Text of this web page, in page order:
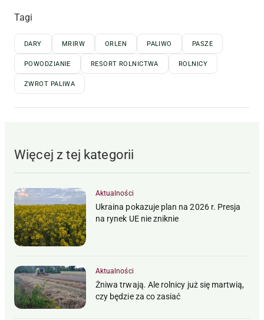
Tagi
DARY MRIRW ORLEN PALIWO PASZE
POWODZIANIE RESORT ROLNICTWA ROLNICY
ZWROT PALIWA
Więcej z tej kategorii
Aktualności
Ukraina pokazuje plan na 2026 r. Presja
na rynek UE nie zniknie
Aktualności
Żniwa trwają. Ale rolnicy już się martwią,
czy będzie za co zasiać